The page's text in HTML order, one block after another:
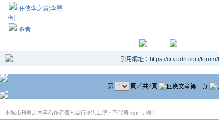
任俠李之瑜(李麗
梅)
遊者
引用網址：https://city.udn.com/
第 頁／共2頁
本城市刊登之內容為作者個人自行提供上傳，不代表 udn 立場。